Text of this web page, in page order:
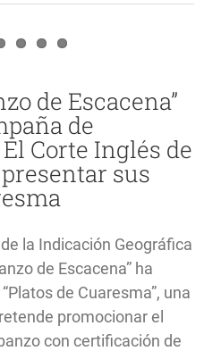
IGP
de
el
menú
degustación
del
de
la
Huelva
en
Salón
Gourmet
Madrid
de Escacena”
de
Corte Inglés de
sus
la Indicación Geográfica
de Escacena” ha
de Cuaresma”, una
promocionar el
con certificación de